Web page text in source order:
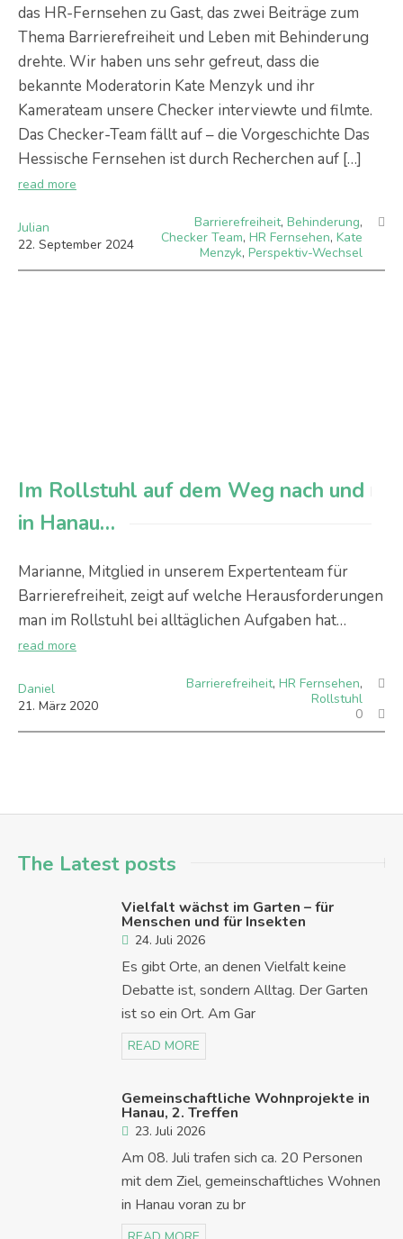
das HR-Fernsehen zu Gast, das zwei Beiträge zum
Thema Barrierefreiheit und Leben mit Behinderung
drehte. Wir haben uns sehr gefreut, dass die
bekannte Moderatorin Kate Menzyk und ihr
Kamerateam unsere Checker interviewte und filmte.
Das Checker-Team fällt auf – die Vorgeschichte Das
Hessische Fernsehen ist durch Recherchen auf […]
read more
Julian
22. September 2024
Barrierefreiheit, Behinderung,
Checker Team, HR Fernsehen, Kate
Menzyk, Perspektiv-Wechsel
Im Rollstuhl auf dem Weg nach und
in Hanau…
Marianne, Mitglied in unserem Expertenteam für
Barrierefreiheit, zeigt auf welche Herausforderungen
man im Rollstuhl bei alltäglichen Aufgaben hat…
read more
Daniel
21. März 2020
Barrierefreiheit, HR Fernsehen,
Rollstuhl
0
The Latest posts
Vielfalt wächst im Garten – für
Menschen und für Insekten
24. Juli 2026
Es gibt Orte, an denen Vielfalt keine
Debatte ist, sondern Alltag. Der Garten
ist so ein Ort. Am Gar
READ MORE
Gemeinschaftliche Wohnprojekte in
Hanau, 2. Treffen
23. Juli 2026
Am 08. Juli trafen sich ca. 20 Personen
mit dem Ziel, gemeinschaftliches Wohnen
in Hanau voran zu br